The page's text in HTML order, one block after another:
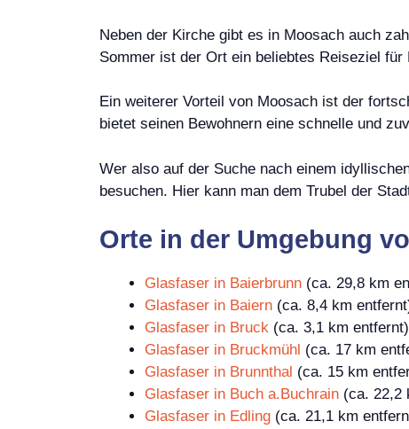
Neben der Kirche gibt es in Moosach auch
Sommer ist der Ort ein beliebtes Reiseziel für
Ein weiterer Vorteil von Moosach ist der
bietet seinen Bewohnern eine schnelle und
Wer also auf der Suche nach einem
besuchen. Hier kann man dem Trubel der
Orte in der Umgebung
Glasfaser in Baierbrunn (ca. 29,8 km
Glasfaser in Baiern (ca. 8,4 km
Glasfaser in Bruck (ca. 3,1 km entfernt)
Glasfaser in Bruckmühl (ca. 17 km
Glasfaser in Brunnthal (ca. 15 km
Glasfaser in Buch a.Buchrain (ca. 22,2
Glasfaser in Edling (ca. 21,1 km